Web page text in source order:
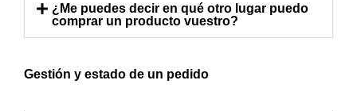
¿Me puedes decir en qué otro lugar puedo
comprar un producto vuestro?
Gestión y estado de un pedido